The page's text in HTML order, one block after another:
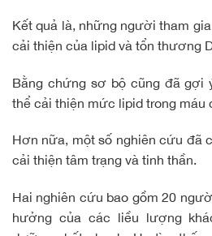
Kết quả là, những người tham
cải thiện của lipid và tổn thương
Bằng chứng sơ bộ cũng đã gợi
thể cải thiện mức lipid trong máu
Hơn nữa, một số nghiên cứu đã
cải thiện tâm trạng và tinh thần.
Hai nghiên cứu bao gồm 20
hưởng của các liều lượng